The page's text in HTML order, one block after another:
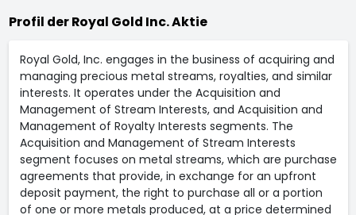
Profil der Royal Gold Inc. Aktie
Royal Gold, Inc. engages in the business of acquiring and
managing precious metal streams, royalties, and similar
interests. It operates under the Acquisition and
Management of Stream Interests, and Acquisition and
Management of Royalty Interests segments. The
Acquisition and Management of Stream Interests
segment focuses on metal streams, which are purchase
agreements that provide, in exchange for an upfront
deposit payment, the right to purchase all or a portion
of one or more metals produced, at a price determined